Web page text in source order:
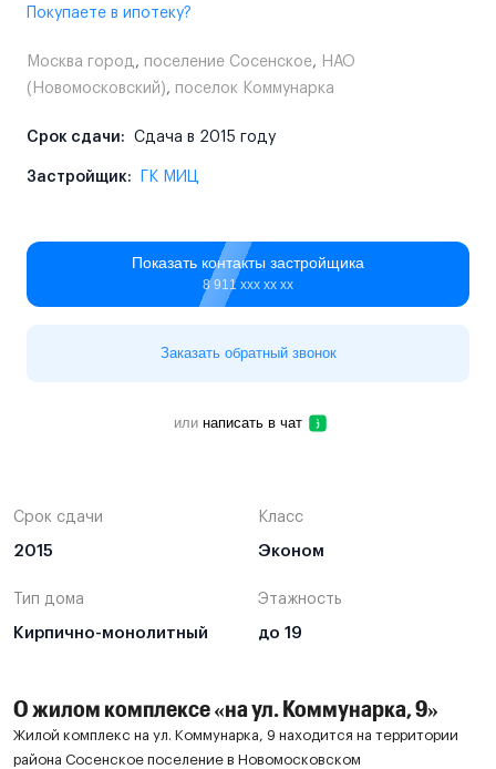
Покупаете в ипотеку?
Москва город , поселение Сосенское, НАО
(Новомосковский), поселок Коммунарка
Срок сдачи: Сдача в 2015 году
Застройщик: ГК МИЦ
Показать контакты застройщика
8 911 ххх хх хх
Заказать обратный звонок
или написать в чат
Срок сдачи
2015
Класс
Эконом
Тип дома
Кирпично-монолитный
Этажность
до 19
О жилом комплексе «на ул. Коммунарка, 9»
Жилой комплекс на ул. Коммунарка, 9 находится на территории
района Сосенское поселение в Новомосковском